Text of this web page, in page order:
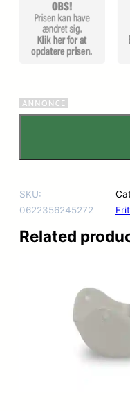
SKU:
0622356245272
Related